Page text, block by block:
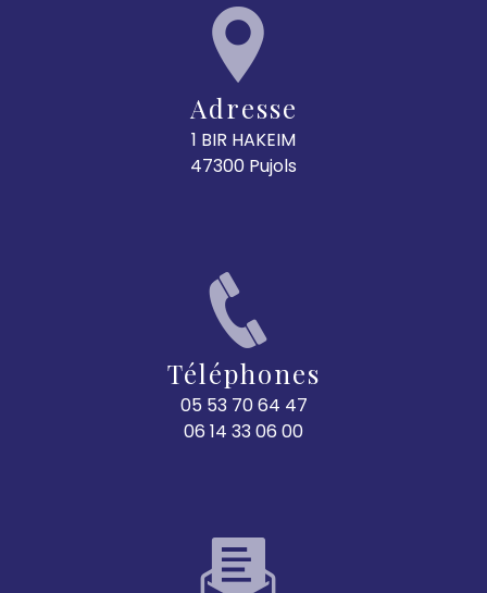
Adresse
1 BIR HAKEIM
47300 Pujols
Téléphones
05 53 70 64 47
06 14 33 06 00